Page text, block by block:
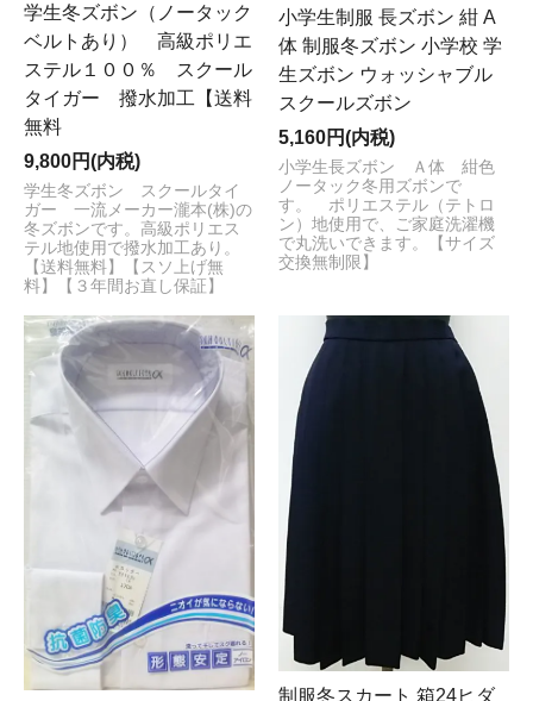
いただけますようお願い申し上げます。
2025/7/21
【臨時休業日のお知らせ】
「制服おまかせ。」をご愛顧頂き誠にありがとうござい
ます。 誠に勝手ながら
7月22日（火）は、臨時休業
させていただきます。お客様にはご不便をお掛けする場
合がございますが予めご了承のほど何卒よろしくお願い
申し上げます。お休み中に頂戴しました［ご注文・お問
合せ・商品発送］につきましては、休業日あけより順次
対応させていただきます。
[冬季休業日のお知らせ]本年も「制服おまかせ。」を
ご利用いただき誠にありがとうございました。勝手なが
2024年12月21日(土)～2025年1月6日(月)
冬季
休業日
とさせていただきます。ご注文、メールによるお
問い合わせは休業日中も承りますが［ご注文受付けの返
信メール、お問い合わせへの返信メール、商品配送等］
のご対応は、2025年1月7日(火)
きます。お客様にはご不便をお掛けいたしますが何卒ご
理解いただけますようお願い申し上げます。
[夏季休業日のお知らせ]いつも「制服おまかせ。」を
ご利用頂き誠に有難うございます。 まことに勝手なが
ら、2024年8月9日(金)～8月22日(木)
学生冬ズボン（ノータック
ベルトあり） 高級ポリエ
ステル１００％ スクール
タイガー 撥水加工【送料
無料
9,800円(内税)
学生冬ズボン スクールタイ
ガー 一流メーカー瀧本(株)の
冬ズボンです。高級ポリエス
テル地使用で撥水加工あり。
【送料無料】【スソ上げ無
料】【３年間お直し保証】
小学生制服 長ズボン 紺 A
体 制服冬ズボン 小学校 学
生ズボン ウォッシャブル
スクールズボン
5,160円(内税)
小学生長ズボン Ａ体 紺色
ノータック冬用ズボンで
す。 ポリエステル（テトロ
ン）地使用で、ご家庭洗濯機
で丸洗いできます。【サイズ
交換無制限】
制服冬スカート 箱24ヒダ